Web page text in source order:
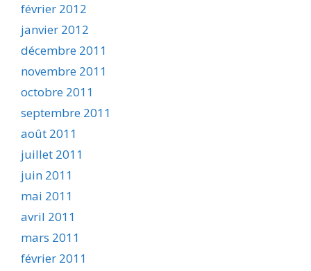
février 2012
janvier 2012
décembre 2011
novembre 2011
octobre 2011
septembre 2011
août 2011
juillet 2011
juin 2011
mai 2011
avril 2011
mars 2011
février 2011